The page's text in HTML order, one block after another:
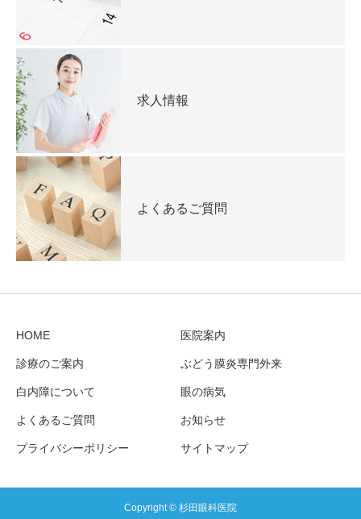
求人情報
よくあるご質問
HOME 医院案内
診療のご案内 ぶどう膜炎専門外来
白内障について 眼の病気
よくあるご質問 お知らせ
プライバシーポリシー サイトマップ
Copyright © 杉田眼科医院